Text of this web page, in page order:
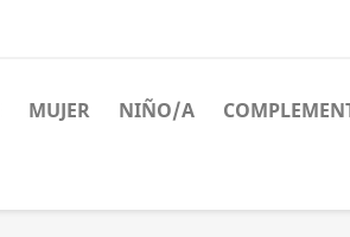
MUJER NIÑO/A